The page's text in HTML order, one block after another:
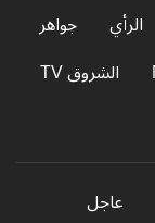
الرأي
جواهر
الشروق TV
عاجل